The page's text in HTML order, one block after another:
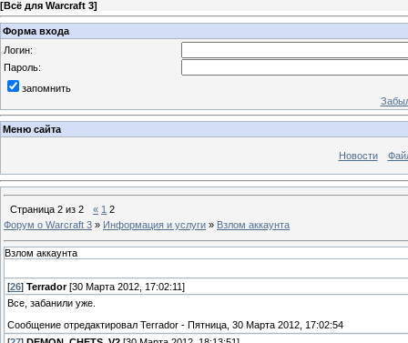
[Всё для Warcraft 3]
Форма входа
Логин:
Пароль:
запомнить
Меню сайта
Новости
Страница 2 из 2 « 1 2
Форум о Warcraft 3 » Информация и услуги » Взлом аккаунта
Взлом аккаунта
[26] Terrador[30 Марта 2012, 17:02:11]
Все, забанили уже.
Сообщение отредактировал Terrador - Пятница, 30 Марта 2012, 17:02:54